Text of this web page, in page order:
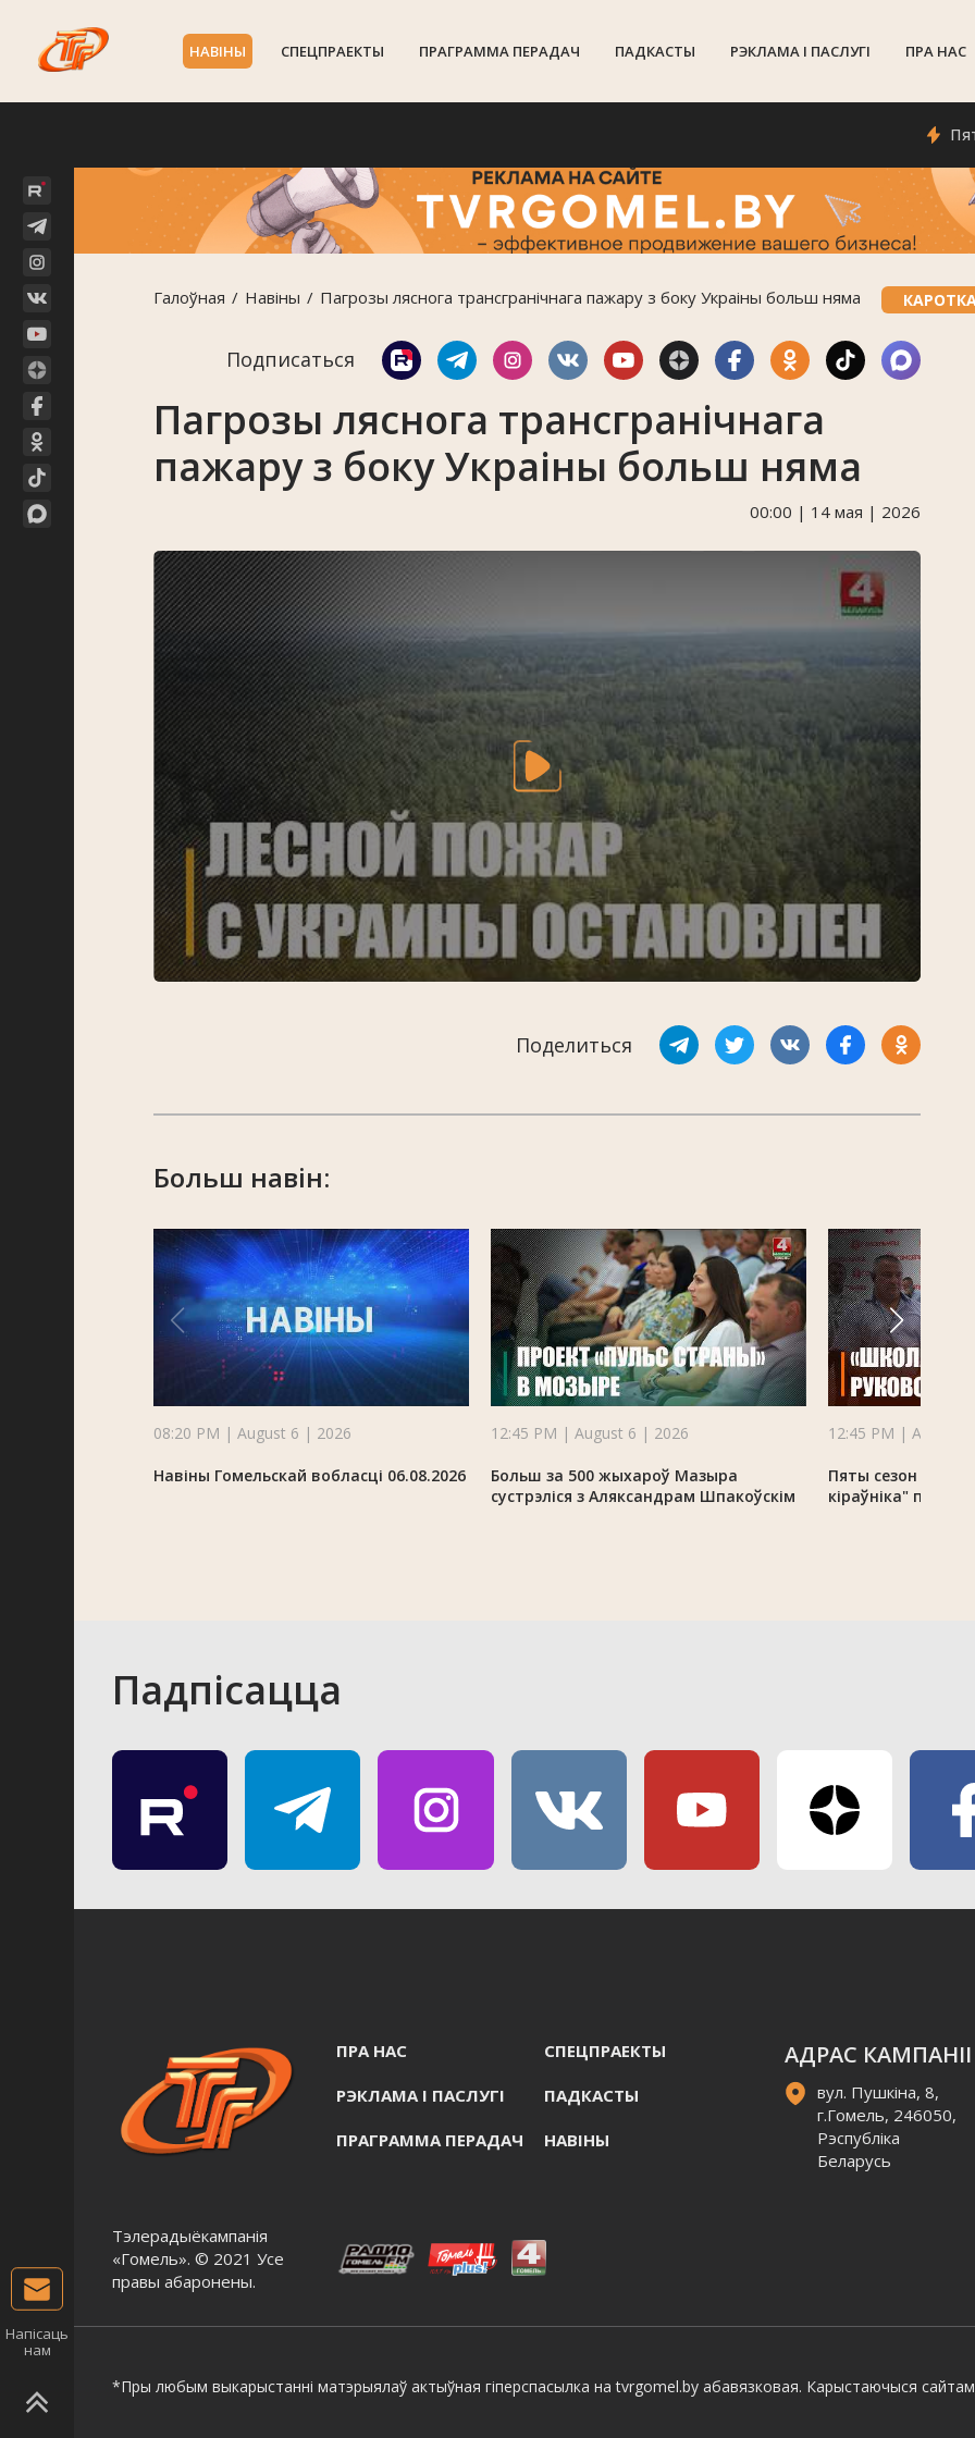
НАВIНЫ СПЕЦПРАЕКТЫ ПРАГРАММА ПЕРАДАЧ ПАДКАСТЫ РЭКЛАМА I ПАСЛУГI ПРА НАС
Пяты
Галоўная Навiны Пагрозы ляснога трансгранічнага пажару з боку Украіны больш няма
Подписаться
Пагрозы ляснога трансгранічнага
пажару з боку Украіны больш няма
00:00 | 14 мая | 2026
Поделиться
Больш навін:
08:20 PM | August 6 | 2026
Навіны Гомельскай вобласці 06.08.2026
12:45 PM | August 6 | 2026
Больш за 500 жыхароў Мазыра
сустрэліся з Аляксандрам Шпакоўскім
12:45 PM | August 6
Пяты сезон
кіраўніка"
Падпісацца
Тэлерадыёкампанія
«Гомель». © 2021 Усе
правы абаронены.
ПРА НАС СПЕЦПРАЕКТЫ
РЭКЛАМА I ПАСЛУГI ПАДКАСТЫ
ПРАГРАММА ПЕРАДАЧ НАВIНЫ
АДРАС КАМПАНІІ
вул. Пушкіна, 8,
г.Гомель, 246050,
Рэспубліка
Беларусь
*Пры любым выкарыстанні матэрыялаў актыўная гіперспасылка на tvrgomel.by абавязковая. Карыстаючыся
Напісаць
нам